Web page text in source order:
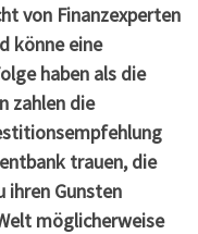
von Finanzexperten
könne eine
haben als die
zahlen die
trauen, die
Gunsten
möglicherweise